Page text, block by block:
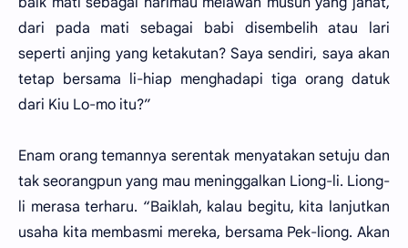
dari pada mati sebagai babi disembelih atau lari
seperti anjing yang ketakutan? Saya sendiri, saya akan
tetap bersama li-hiap menghadapi tiga orang datuk
dari Kiu Lo-mo itu?”
Enam orang temannya serentak menyatakan setuju dan
tak seorangpun yang mau meninggalkan Liong-li. Liong-
li merasa terharu. “Baiklah, kalau begitu, kita lanjutkan
usaha kita membasmi mereka, bersama Pek-liong. Akan